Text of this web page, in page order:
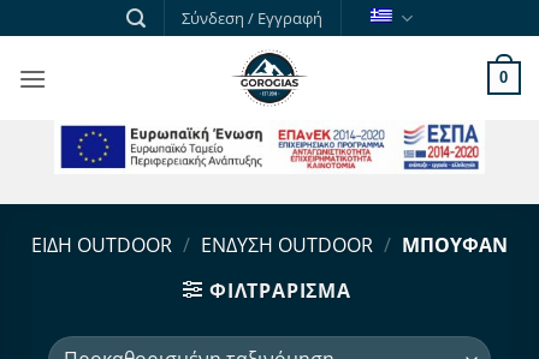
to
content
Σύνδεση / Εγγραφή
0
ΕΙΔΗ OUTDOOR / ΕΝΔΥΣΗ OUTDOOR / ΜΠΟΥΦΑΝ
ΦΙΛΤΡΆΡΙΣΜΑ
Order